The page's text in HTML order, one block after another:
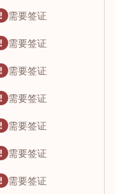
需要签证
需要签证
需要签证
需要签证
需要签证
需要签证
需要签证